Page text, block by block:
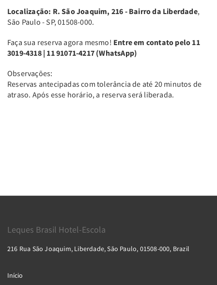
Localização: R. São Joaquim, 216 - Bairro da Liberdade,
São Paulo - SP, 01508-000.
Faça sua reserva agora mesmo! Entre em contato pelo 11
3019-4318 | 11 91071-4217 (WhatsApp)
Observações:
Reservas antecipadas com tolerância de até 20 minutos de
atraso. Após esse horário, a reserva será liberada.
Leques Brasil Hotel-Escola
216 Rua São Joaquim, Liberdade, São Paulo, 01508-000, Brazil
Início